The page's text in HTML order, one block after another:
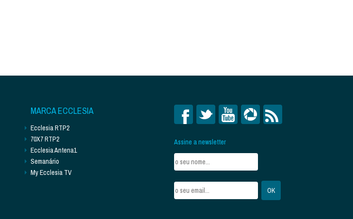
MARCA ECCLESIA
Ecclesia RTP2
70X7 RTP2
Ecclesia Antena1
Semanário
My Ecclesia TV
Assine a newsletter